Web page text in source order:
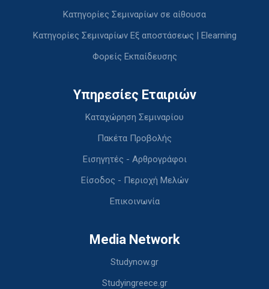
Κατηγορίες Σεμιναρίων σε αίθουσα
Κατηγορίες Σεμιναρίων Εξ αποστάσεως | Elearning
Φορείς Εκπαίδευσης
Υπηρεσίες Εταιριών
Καταχώρηση Σεμιναρίου
Πακέτα Προβολής
Εισηγητές - Αρθρογράφοι
Είσοδος - Περιοχή Μελών
Επικοινωνία
Media Network
Studynow.gr
Studyingreece.gr